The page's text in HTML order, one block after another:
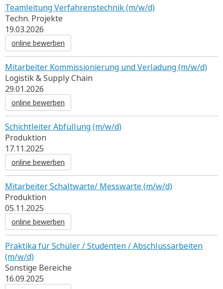
Teamleitung Verfahrenstechnik (m/w/d)
Techn. Projekte
19.03.2026
online bewerben
Mitarbeiter Kommissionierung und Verladung (m/w/d)
Logistik & Supply Chain
29.01.2026
online bewerben
Schichtleiter Abfüllung (m/w/d)
Produktion
17.11.2025
online bewerben
Mitarbeiter Schaltwarte/ Messwarte (m/w/d)
Produktion
05.11.2025
online bewerben
Praktika für Schüler / Studenten / Abschlussarbeiten
(m/w/d)
Sonstige Bereiche
16.09.2025